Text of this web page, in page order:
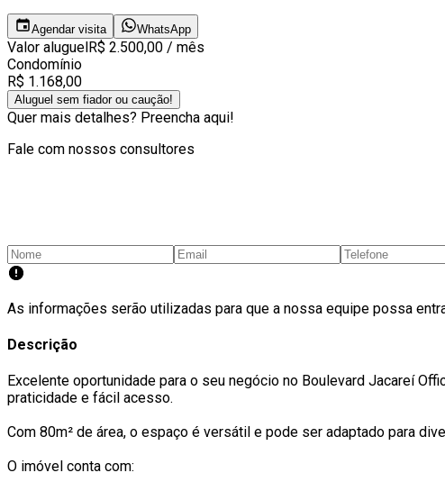
Agendar visita WhatsApp
Valor aluguelR$ 2.500,00 / mês
Condomínio
R$ 1.168,00
Aluguel sem fiador ou caução!
Quer mais detalhes? Preencha aqui!
Fale com nossos consultores
As informações serão utilizadas para que a nossa equipe possa
Descrição
Excelente oportunidade para o seu negócio no Boulevard Jacareí
praticidade e fácil acesso.
Com 80m² de área, o espaço é versátil e pode ser adaptado para
O imóvel conta com: